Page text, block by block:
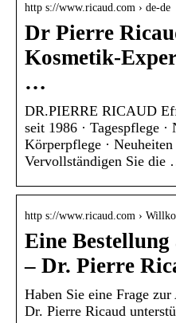
http s://www.ricaud.com › de-de
Dr Pierre
Kosmetik-
…
DR.PIERRE RICAUD
seit 1986 · Tagespflege
Körperpflege · Neuheiten
Vervollständigen Sie die
http s://www.ricaud.com ›
Eine
– Dr. Pierre
Haben Sie eine Frage
Dr. Pierre Ricaud